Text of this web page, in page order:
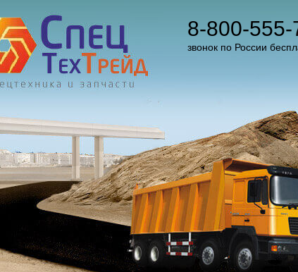
8-800-555-
звонок по России